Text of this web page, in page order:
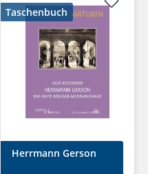
Taschenbuch
Herrmann Gerson